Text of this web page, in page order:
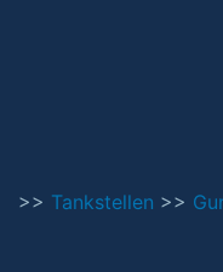
>> Tankstellen >>